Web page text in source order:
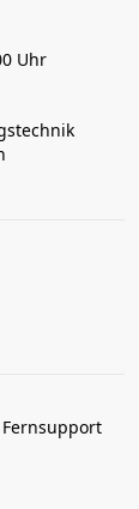
Uhr
Fernsupport